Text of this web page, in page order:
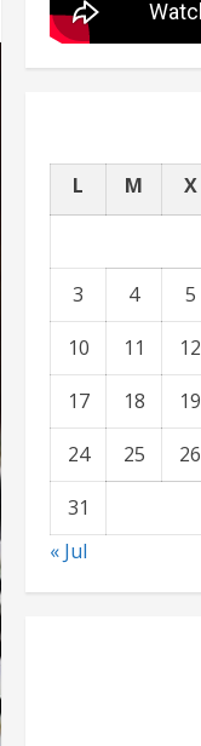
L M X
3
4 5
10
11 12
17
18 19
24
25 26
31
« Jul